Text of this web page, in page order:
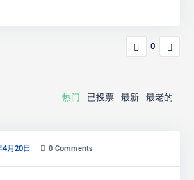
0
热门 已投票 最新 最老的
4月20日 0 Comments